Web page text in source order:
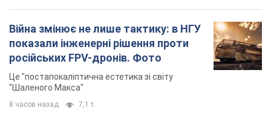
Війна змінює не лише тактику: в НГУ
показали інженерні рішення проти
російських FPV-дронів. Фото
Це "постапокаліптична естетика зі світу
"Шаленого Макса"
8 часов назад 7,1 т.